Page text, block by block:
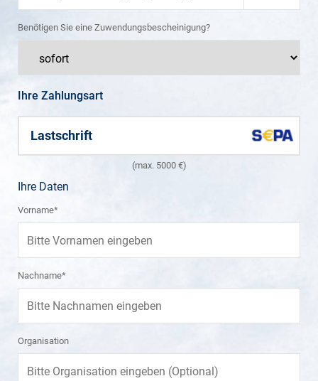
Benötigen Sie eine Zuwendungsbescheinigung?
Ihre Zahlungsart
Lastschrift
(max. 5000 €)
Ihre Daten
Vorname*
Nachname*
Organisation